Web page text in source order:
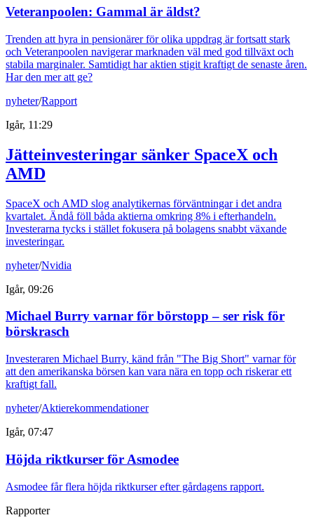
Veteranpoolen: Gammal är äldst?
Trenden att hyra in pensionärer för olika uppdrag är fortsatt stark
och Veteranpoolen navigerar marknaden väl med god tillväxt och
stabila marginaler. Samtidigt har aktien stigit kraftigt de senaste åren.
Har den mer att ge?
nyheter/Rapport
Igår, 11:29
Jätteinvesteringar sänker SpaceX och
AMD
SpaceX och AMD slog analytikernas förväntningar i det andra
kvartalet. Ändå föll båda aktierna omkring 8% i efterhandeln.
Investerarna tycks i stället fokusera på bolagens snabbt växande
investeringar.
nyheter/Nvidia
Igår, 09:26
Michael Burry varnar för börstopp – ser risk för
börskrasch
Investeraren Michael Burry, känd från "The Big Short" varnar för
att den amerikanska börsen kan vara nära en topp och riskerar ett
kraftigt fall.
nyheter/Aktierekommendationer
Igår, 07:47
Höjda riktkurser för Asmodee
Asmodee får flera höjda riktkurser efter gårdagens rapport.
Rapporter